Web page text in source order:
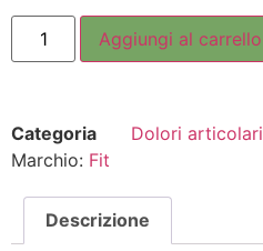
Aggiungi al carrello
Categoria
Dolori articolari
Marchio: Fit
Descrizione